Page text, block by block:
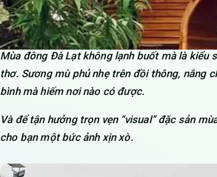
Mùa đông Đà Lạt không lạnh buốt mà là kiểu
thơ. Sương mù phủ nhẹ trên đồi thông, nắng
bình mà hiếm nơi nào có được.
Và để tận hưởng trọn vẹn “visual” đặc sản
cho bạn một bức ảnh xịn xò.